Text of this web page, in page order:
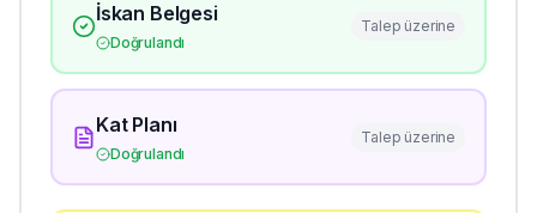
İskan Belgesi
Doğrulandı
Talep üzerine
Kat Planı
Doğrulandı
Talep üzerine